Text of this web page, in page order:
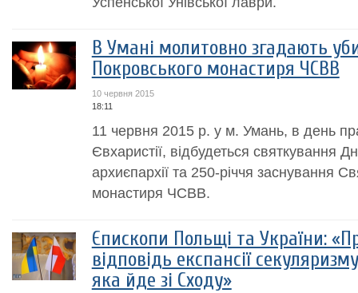
В Умані молитовно згадають
Покровського монастиря ЧСВВ
10 червня 2015
18:11
11 червня 2015 р. у м. Умань, в день
Євхаристії, відбудеться святкування
архиєпархії та 250-річчя заснування
монастиря ЧСВВ.
Єпископи Польщі та України:
відповідь експансії
яка йде зі Сходу»